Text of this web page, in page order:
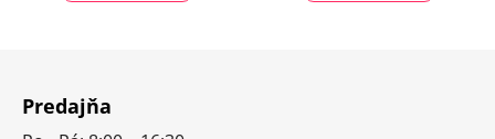
Predajňa